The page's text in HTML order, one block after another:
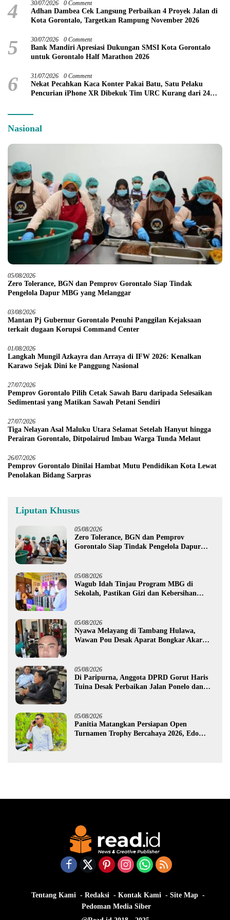
4 30/07/2026 0 Comment
Adhan Dambea Cek Langsung Perbaikan 4 Proyek Jalan di
Kota Gorontalo, Targetkan Rampung November 2026
5 30/07/2026 0 Comment
Bank Mandiri Apresiasi Dukungan SMSI Kota Gorontalo
untuk Gorontalo Half Marathon 2026
6 31/07/2026 0 Comment
Nekat Pecahkan Kaca Konter Pakai Batu, Satu Pelaku
Pencurian iPhone XR Dibekuk Tim URC Kurang dari 24
Nasional
05/08/2026
Zero Tolerance, BGN dan Pemprov Gorontalo Siap Tindak
Pengelola Dapur MBG yang Melanggar
03/08/2026
Mantan Pj Gubernur Gorontalo Penuhi Panggilan Kejaksaan
terkait dugaan Korupsi Command Center
01/08/2026
Langkah Mungil Azkayra dan Arraya di IFW 2026: Kenalkan
Karawo Sejak Dini ke Panggung Nasional
27/07/2026
Pemprov Gorontalo Pilih Cetak Sawah Baru daripada Selesaikan
Sedimentasi yang Matikan Sawah Petani Sendiri
27/07/2026
Tiga Nelayan Asal Maluku Utara Selamat Setelah Hanyut hingga
Perairan Gorontalo, Ditpolairud Imbau Warga Tunda Melaut
26/07/2026
Pemprov Gorontalo Dinilai Hambat Mutu Pendidikan Kota Lewat
Penolakan Bidang Sarpras
Liputan Khusus
05/08/2026
Zero Tolerance, BGN dan Pemprov
Gorontalo Siap Tindak Pengelola Dapur
05/08/2026
Wagub Idah Tinjau Program MBG di
Sekolah, Pastikan Gizi dan Kebersihan
05/08/2026
Nyawa Melayang di Tambang Hulawa,
Wawan Pou Desak Aparat Bongkar Akar
05/08/2026
Di Paripurna, Anggota DPRD Gorut Haris
Tuina Desak Perbaikan Jalan Ponelo dan
05/08/2026
Panitia Matangkan Persiapan Open
Turnamen Trophy Bercahaya 2026, Edo
Tentang Kami Redaksi Kontak Kami
Site Map
Pedoman Media Siber